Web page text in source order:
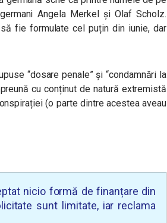
Angela Merkel și Olaf Scholz.
fie formulate cel puțin din iunie, dar
“dosare penale” și “condamnări la
cu conținut de natură extremistă
(o parte dintre acestea aveau
nicio formă de finanțare din
sunt limitate, iar reclama